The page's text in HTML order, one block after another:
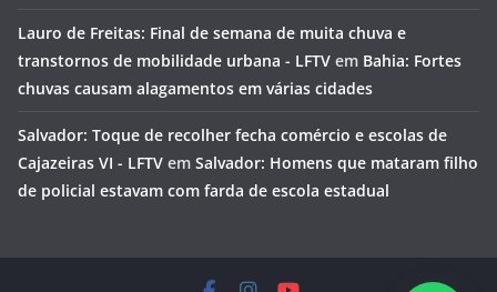
Lauro de Freitas: Final de semana de muita chuva e
transtornos de mobilidade urbana - LFTV em Bahia: Fortes
chuvas causam alagamentos em várias cidades
Salvador: Toque de recolher fecha comércio e escolas de
Cajazeiras VI - LFTV em Salvador: Homens que mataram filho
de policial estavam com farda de escola estadual